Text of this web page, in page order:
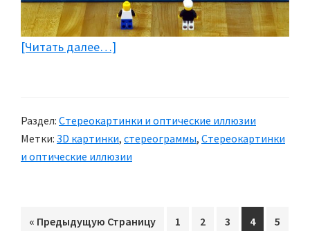
[Читать далее…]
Раздел: Стереокартинки и оптические иллюзии
Метки: 3D картинки, стереограммы, Стереокартинки
и оптические иллюзии
« Перейти
Предыдущую Страницу
Перейти
1
Перейти
2
Перейти
3
Перейти
4 5